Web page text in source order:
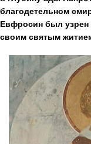
благодетельном
Евфросин был
своим святым